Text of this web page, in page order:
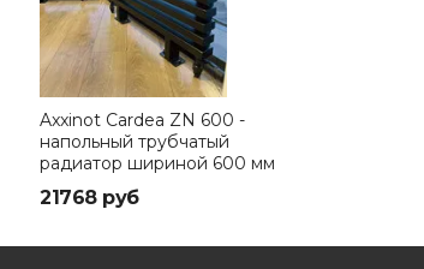
Axxinot Cardea ZN 600 -
напольный трубчатый
радиатор шириной 600 мм
21768 руб